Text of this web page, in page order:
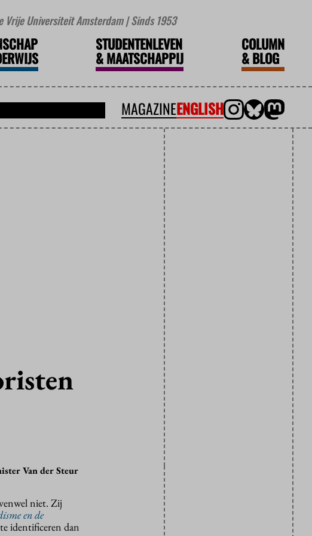
Universiteit Amsterdam | Sinds 1953
STUDENTENLEVEN
&MAATSCHAPPIJ
COLUMN
&BLOG
MAGAZINEENGLISH
Van der Steur
niet. Zij
en de
identificeren dan